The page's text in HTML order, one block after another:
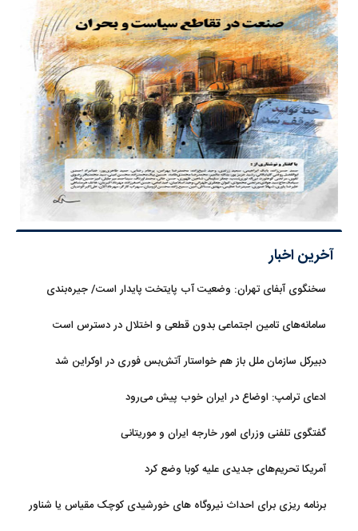
آخرین اخبار
سخنگوی آبفای تهران: وضعیت آب پایتخت پایدار است/ جیره‌بندی
سامانه‌های تامین اجتماعی بدون قطعی و اختلال در دسترس است
دبیرکل سازمان ملل باز هم خواستار آتش‌بس فوری در اوکراین شد
ادعای ترامپ: اوضاع در ایران خوب پیش می‌رود
گفتگوی تلفنی وزرای امور خارجه ایران و موریتانی
آمریکا تحریم‌های جدیدی علیه کوبا وضع کرد
برنامه ریزی برای احداث نیروگاه های خورشیدی کوچک مقیاس یا شناور